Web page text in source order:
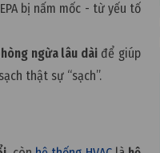
bị nấm mốc - từ yếu tố
ngừa lâu dàiđể giúp
thật sự “sạch”.